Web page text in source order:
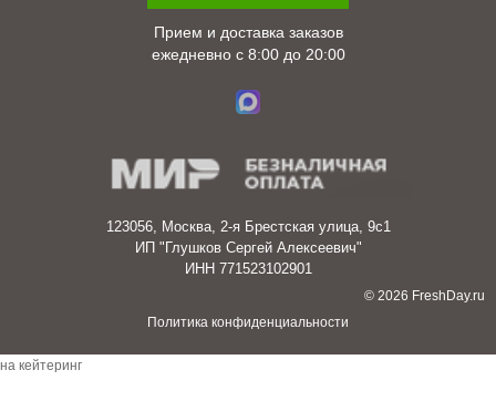
Прием и доставка заказов
ежедневно с 8:00 до 20:00
123056, Москва, 2-я Брестская улица, 9с1
ИП "Глушков Сергей Алексеевич"
ИНН 771523102901
© 2026 FreshDay.ru
Политика конфиденциальности
на кейтеринг